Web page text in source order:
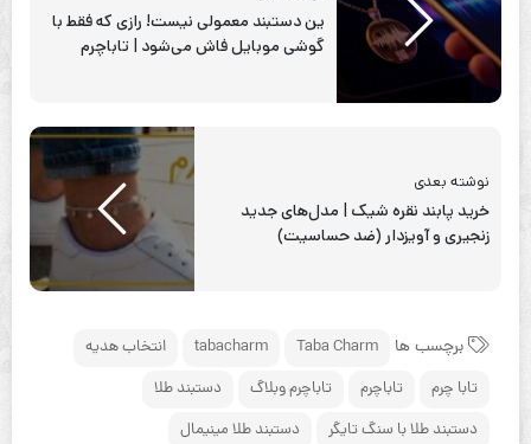
ین دستبند معمولی نیست! رازی که فقط با
گوشی موبایل فاش می‌شود | تاباچرم
نوشته بعدی
خرید پابند نقره شیک | مدل‌های جدید
زنجیری و آویزدار (ضد حساسیت)
برچسب ها Taba Charm
tabacharm
انتخاب هدیه
تابا چرم
تاباچرم تاباچرم وبلاگ
دستبند طلا
دستبند طلا با سنگ تایگر
دستبند طلا مینیمال